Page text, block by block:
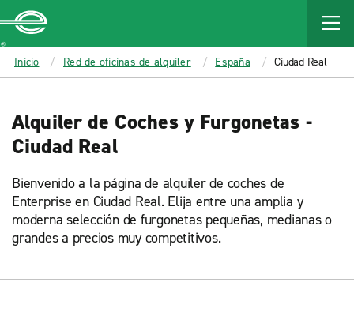
MAIN
CONTENT
Enterprise
Inicio Red de oficinas de alquiler España Ciudad Real
Alquiler de Coches y Furgonetas -
Ciudad Real
Bienvenido a la página de alquiler de coches de
Enterprise en Ciudad Real. Elija entre una amplia y
moderna selección de furgonetas pequeñas, medianas o
grandes a precios muy competitivos.